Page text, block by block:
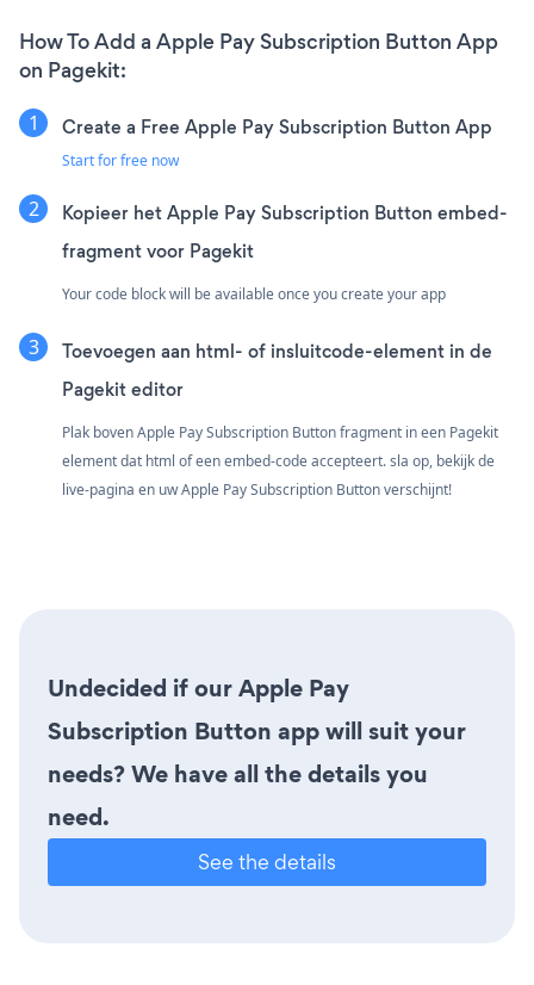
How To Add a Apple Pay Subscription Button App
on Pagekit:
Create a Free Apple Pay Subscription Button App
Start for free now
Kopieer het Apple Pay Subscription Button embed-
fragment voor Pagekit
Your code block will be available once you create your app
Toevoegen aan html- of insluitcode-element in de
Pagekit editor
Plak boven Apple Pay Subscription Button fragment in een Pagekit
element dat html of een embed-code accepteert. sla op, bekijk de
live-pagina en uw Apple Pay Subscription Button verschijnt!
Undecided if our Apple Pay
Subscription Button app will suit your
needs? We have all the details you
need.
See the details